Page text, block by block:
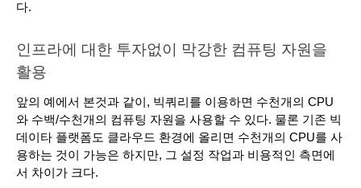
다.
인프라에 대한 투자없이 막강한 컴퓨팅 자원을
활용
앞의 예에서 본것과 같이, 빅쿼리를 이용하면 수천개의 CPU
와 수백/수천개의 컴퓨팅 자원을 사용할 수 있다. 물론 기존 빅
데이타 플랫폼도 클라우드 환경에 올리면 수천개의 CPU를 사
용하는 것이 가능은 하지만, 그 설정 작업과 비용적인 측면에
서 차이가 크다.